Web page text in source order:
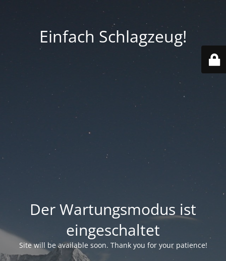
Einfach Schlagzeug!
Der Wartungsmodus ist
eingeschaltet
Site will be available soon. Thank you for your patience!